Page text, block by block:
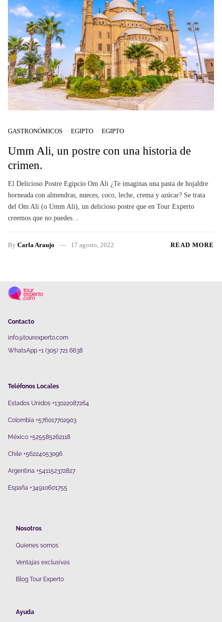
GASTRONÓMICOS EGIPTO EGIPTO
Umm Ali, un postre con una historia de
crimen.
El Delicioso Postre Egipcio Om Ali ¿Te imaginas una pasta de hojaldre
horneada con almendras, nueces, coco, leche, crema y azúcar? Se trata
del Om Ali (o Umm Ali), un delicioso postre que en Tour Experto
creemos que no puedes…
By Carla Araujo 17 agosto, 2022 READ MORE
Contacto
info@tourexperto.com
WhatsApp +1 (305) 721 6638
Teléfonos Locales
Estados Unidos +13022087264
Colombia +576017702903
México +525585262118
Chile +56224053096
Argentina +541152372827
España +34910601755
Nosotros
Quienes somos
Ventajas exclusivas
Blog Tour Experto
Ayuda